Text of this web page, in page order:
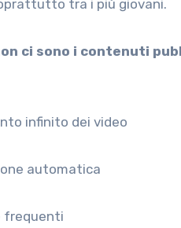
tra i più giovani.
ci sono i contenuti
infinito dei video
automatica
frequenti